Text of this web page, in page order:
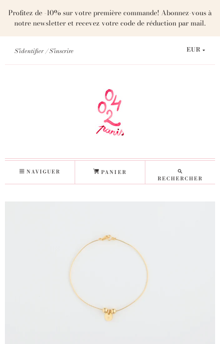
Profitez de -10% sur votre première commande! Abonnez-vous à
notre newsletter et recevez votre code de réduction par mail.
S'identifier S'inscrire EUR
NAVIGUER
PANIER
RECHERCHER